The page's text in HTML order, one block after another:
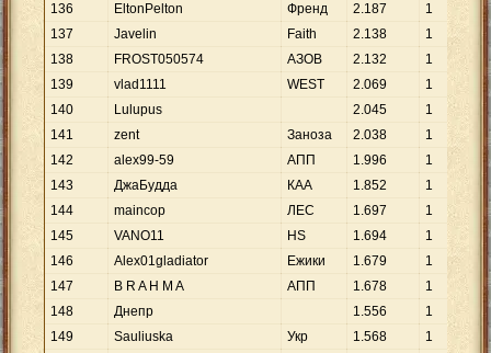
136
EltonPelton Френд 2.187
1
137
Javelin Faith 2.138
1
138
FROST050574 АЗОВ 2.132
1
139
vlad1111 WEST 2.069
1
140
Lulupus 2.045
1
141
zent Заноза 2.038
1
142
alex99-59 АПП 1.996
1
143
ДжаБудда КАА 1.852
1
144
maincop ЛЕС 1.697
1
145
VANO11 HS 1.694
1
146
Alex01gladiator Ежики 1.679
1
147
B R A H M A АПП 1.678
1
148
Днепр 1.556
1
149
Sauliuska Укр 1.568
1